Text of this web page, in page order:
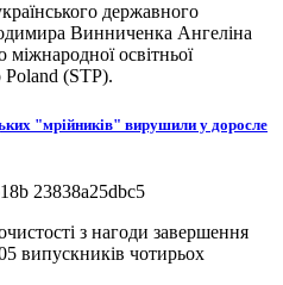
державного
Винниченка Ангеліна
освітньої
(STP).
"мрійників" вирушили у доросле
з нагоди завершення
випускників чотирьох